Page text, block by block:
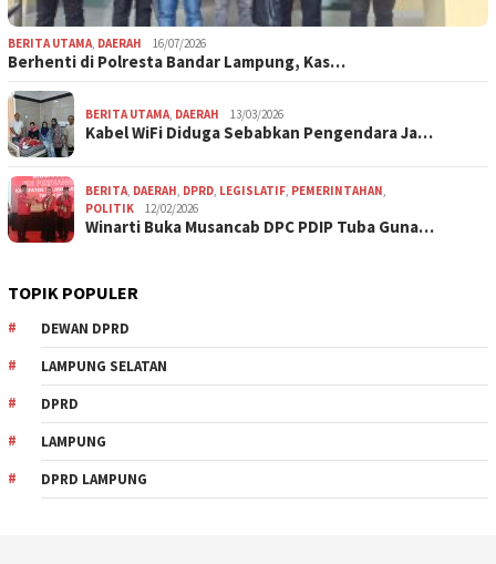
BERITA UTAMA, DAERAH 16/07/2026
Berhenti di Polresta Bandar Lampung, Kas…
BERITA UTAMA, DAERAH 13/03/2026
Kabel WiFi Diduga Sebabkan Pengendara Ja…
BERITA, DAERAH, DPRD, LEGISLATIF, PEMERINTAHAN,
POLITIK
12/02/2026
Winarti Buka Musancab DPC PDIP Tuba Guna…
TOPIK POPULER
DEWAN DPRD
LAMPUNG SELATAN
DPRD
LAMPUNG
DPRD LAMPUNG